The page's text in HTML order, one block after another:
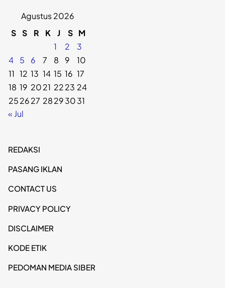
Agustus 2026
S S R K J S M
1
2
3
4
5 6 7 8 9
10
11 12 13 14 15 16 17
18 19 2021 2223 24
252627 28293031
« Jul
REDAKSI
PASANG IKLAN
CONTACT US
PRIVACY POLICY
DISCLAIMER
KODE ETIK
PEDOMAN MEDIA SIBER